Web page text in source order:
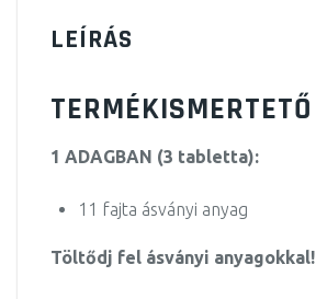
LEÍRÁS
TERMÉKISMERTETŐ
1 ADAGBAN (3 tabletta):
11 fajta ásványi anyag
Töltődj fel ásványi anyagokkal!